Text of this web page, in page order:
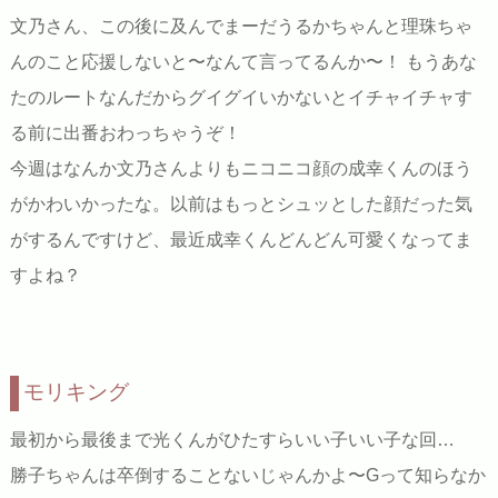
文乃さん、この後に及んでまーだうるかちゃんと理珠ちゃ
んのこと応援しないと〜なんて言ってるんか〜！ もうあな
たのルートなんだからグイグイいかないとイチャイチャす
る前に出番おわっちゃうぞ！
今週はなんか文乃さんよりもニコニコ顔の成幸くんのほう
がかわいかったな。以前はもっとシュッとした顔だった気
がするんですけど、最近成幸くんどんどん可愛くなってま
すよね？
モリキング
最初から最後まで光くんがひたすらいい子いい子な回…
勝子ちゃんは卒倒することないじゃんかよ〜Gって知らなか